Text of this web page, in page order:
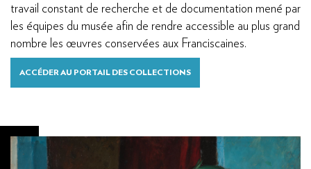
travail constant de recherche et de documentation mené par
les équipes du musée afin de rendre accessible au plus grand
nombre les œuvres conservées aux Franciscaines.
ACCÉDER AU PORTAIL DES COLLECTIONS